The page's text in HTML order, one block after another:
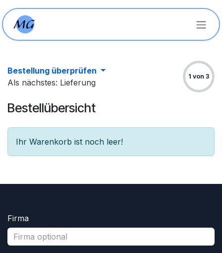
Zum Inhalt springen
Bestellung überprüfen
Als nächstes: Lieferung
1 von 3
Bestellübersicht
Ihr Warenkorb ist noch leer!
Firma